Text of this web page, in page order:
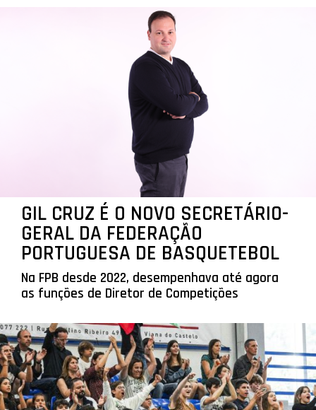
GIL CRUZ É O NOVO SECRETÁRIO-
GERAL DA FEDERAÇÃO
PORTUGUESA DE BASQUETEBOL
Na FPB desde 2022, desempenhava até agora
as funções de Diretor de Competições